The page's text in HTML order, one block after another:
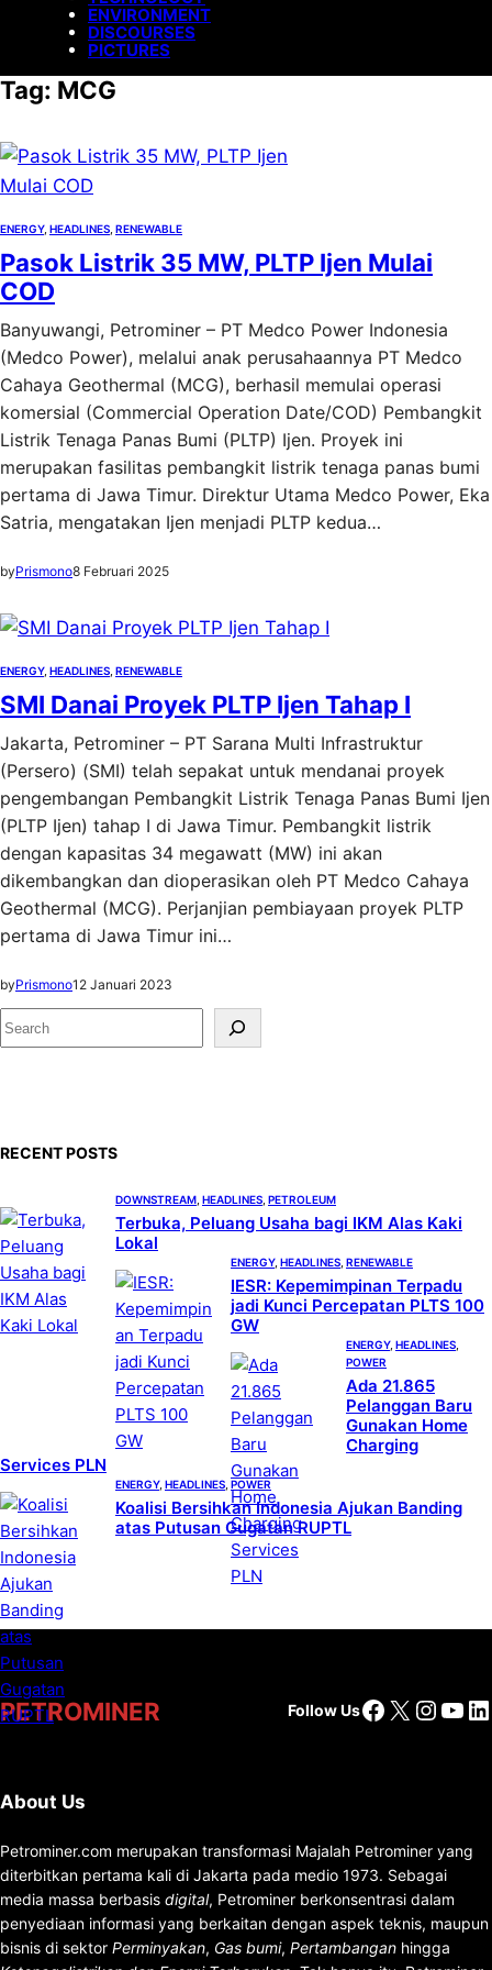
ENVIRONMENT
DISCOURSES
PICTURES
Tag: MCG
ENERGY, HEADLINES RENEWABLE
Pasok Listrik 35 MW, PLTP Ijen Mulai
COD
Banyuwangi, Petrominer – PT Medco Power Indonesia
(Medco Power), melalui anak perusahaannya PT Medco
Cahaya Geothermal (MCG), berhasil memulai operasi
komersial (Commercial Operation Date/COD) Pembangkit
Listrik Tenaga Panas Bumi (PLTP) Ijen. Proyek ini
merupakan fasilitas pembangkit listrik tenaga panas bumi
pertama di Jawa Timur. Direktur Utama Medco Power, Eka
Satria, mengatakan Ijen menjadi PLTP kedua…
byPrismono8 Februari 2025
ENERGY, HEADLINES RENEWABLE
SMI Danai Proyek PLTP Ijen Tahap I
Jakarta, Petrominer – PT Sarana Multi Infrastruktur
(Persero) (SMI) telah sepakat untuk mendanai proyek
pengembangan Pembangkit Listrik Tenaga Panas Bumi Ijen
(PLTP Ijen) tahap I di Jawa Timur. Pembangkit listrik
dengan kapasitas 34 megawatt (MW) ini akan
dikembangkan dan dioperasikan oleh PT Medco Cahaya
Geothermal (MCG). Perjanjian pembiayaan proyek PLTP
pertama di Jawa Timur ini…
byPrismono12 Januari 2023
S
e
RECENT POSTS
DOWNSTREAM HEADLINES PETROLEUM
Terbuka, Peluang Usaha bagi IKM Alas Kaki
Lokal
ENERGY, HEADLINES RENEWABLE
IESR: Kepemimpinan Terpadu
jadi Kunci Percepatan PLTS 100
GW
ENERGY, HEADLINES
POWER
Ada 21.865
Pelanggan Baru
Gunakan Home
Charging
Services PLN
ENERGY, HEADLINES POWER
Koalisi Bersihkan Indonesia Ajukan Banding
atas Putusan Gugatan RUPTL
PETROMINER Follow UsFacebook
X
About Us
Petrominer.com merupakan transformasi Majalah Petrominer yang
diterbitkan pertama kali di Jakarta pada medio 1973. Sebagai
media massa berbasis digital, Petrominer berkonsentrasi dalam
penyediaan informasi yang berkaitan dengan aspek teknis, maupun
bisnis di sektor Perminyakan, Gas bumi, Pertambangan hingga